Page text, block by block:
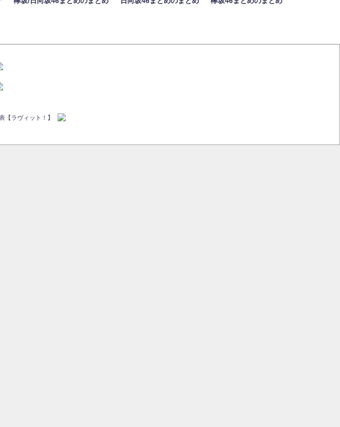
ラヴィット！】
グル『Make or Break』オフィシャルグッズ絶賛販売受付中
麗奈×遠藤理子、8/6「ラヴィット！」水曜スタジオ出演決定
久美さん、師匠オードリー若林さんと再会した結果･･･【激レアさんを連れてきた。】